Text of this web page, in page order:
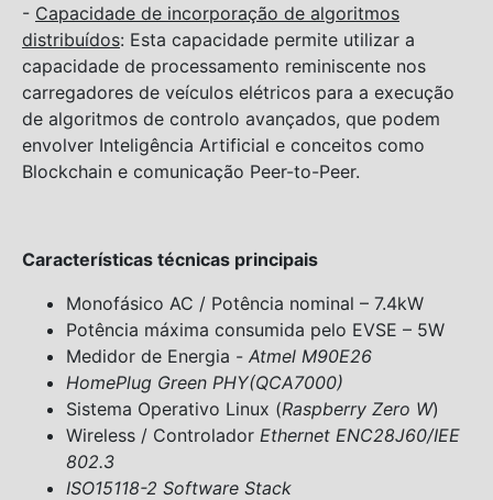
- Capacidade de incorporação de algoritmos
distribuídos: Esta capacidade permite utilizar a
capacidade de processamento reminiscente nos
carregadores de veículos elétricos para a execução
de algoritmos de controlo avançados, que podem
envolver Inteligência Artificial e conceitos como
Blockchain e comunicação Peer-to-Peer.
Características técnicas principais
Monofásico AC / Potência nominal – 7.4kW
Potência máxima consumida pelo EVSE – 5W
Medidor de Energia - Atmel M90E26
HomePlug Green PHY(QCA7000)
Sistema Operativo Linux (Raspberry Zero W)
Wireless / Controlador Ethernet ENC28J60/IEE
802.3
ISO15118-2 Software Stack